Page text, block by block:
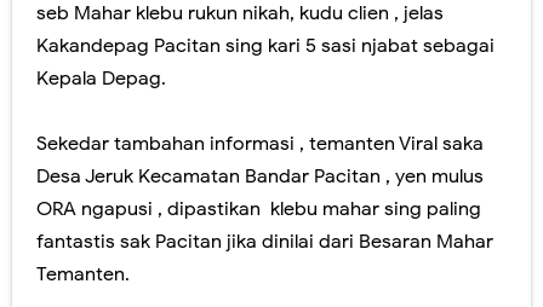
seb Mahar klebu rukun nikah, kudu clien , jelas
Kakandepag Pacitan sing kari 5 sasi njabat sebagai
Kepala Depag.
Sekedar tambahan informasi , temanten Viral saka
Desa Jeruk Kecamatan Bandar Pacitan , yen mulus
ORA ngapusi , dipastikan klebu mahar sing paling
fantastis sak Pacitan jika dinilai dari Besaran Mahar
Temanten.